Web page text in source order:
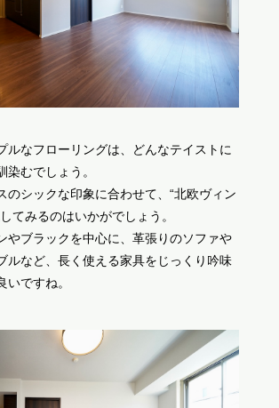
ルなフローリングは、どんなテイストに
染むでしょう。
のシックな印象に合わせて、“北欧ヴィン
てみるのはいかがでしょう。
やブラックを中心に、革張りのソファや
ルなど、長く使える家具をじっくり吟味
いですね。